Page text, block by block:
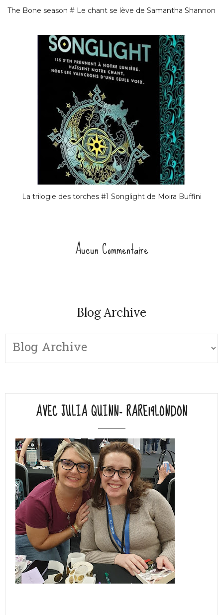
The Bone season # Le chant se lève de Samantha Shannon
La trilogie des torches #1 Songlight de Moira Buffini
Aucun Commentaire
Blog Archive
AVEC JULIA QUINN- RARE19LONDON